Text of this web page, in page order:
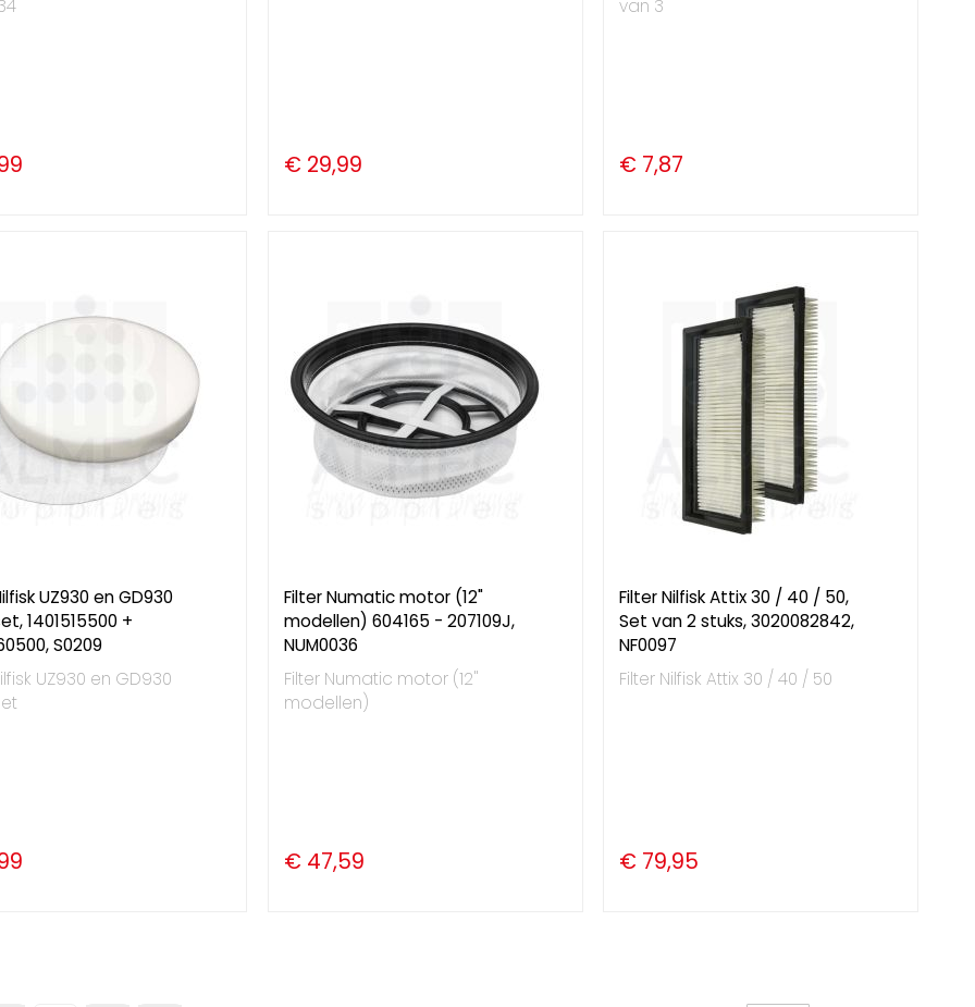
€ 29,99
van 3
€ 7,87
UZ930 en GD930
1401515500 +
S0209
UZ930 en GD930
Filter Numatic motor (12"
modellen) 604165 - 207109J,
NUM0036
Filter Numatic motor (12"
modellen)
€ 47,59
Filter Nilfisk Attix 30 / 40 / 50,
Set van 2 stuks, 3020082842,
NF0097
Filter Nilfisk Attix 30 / 40 / 50
€ 79,95